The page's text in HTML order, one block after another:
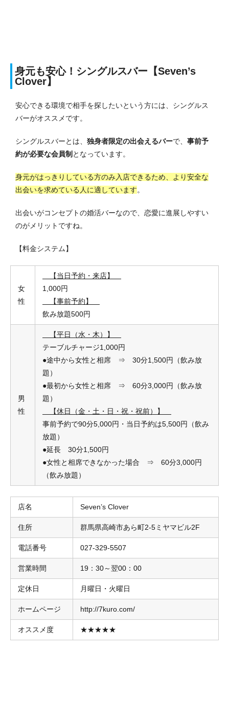
身元も安心！シングルスバー【Seven’s
Clover】
安心できる環境で相手を探したいという方には、シングルス
バーがオススメです。
シングルスバーとは、 独身者限定の出会えるバーで、 事前予
約が必要な会員制 となっています。
身元がはっきりしている方のみ入店できるため、より安全な
出会いを求めている人に適しています。
出会いがコンセプトの婚活バーなので、恋愛に進展しやすい
のがメリットですね。
【料金システム】
女
性
【当日予約・来店】
1,000円
【事前予約】
飲み放題500円
男
性
【平日（水・木）】
テーブルチャージ1,000円
●途中から女性と相席 ⇒ 30分1,500円（飲み放
題）
●最初から女性と相席 ⇒ 60分3,000円（飲み放
題）
【休日（金・土・日・祝・祝前）】
事前予約で90分5,000円・当日予約は5,500円（飲み
放題）
●延長 30分1,500円
●女性と相席できなかった場合 ⇒ 60分3,000円
（飲み放題）
店名 Seven’s Clover
住所 群馬県高崎市あら町2-5ミヤマビル2F
電話番号 027-329-5507
営業時間 19：30～翌00：00
定休日 月曜日・火曜日
ホームページ http://7kuro.com/
オススメ度 ★★★★★